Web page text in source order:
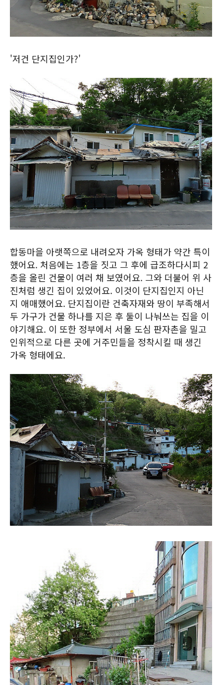
'저건 단지집인가?'
합동마을 아랫쪽으로 내려오자 가옥 형태가 약간 특이
했어요. 처음에는 1층을 짓고 그 후에 급조하다시피 2
층을 올린 건물이 여러 채 보였어요. 그와 더불어 위 사
진처럼 생긴 집이 있었어요. 이것이 단지집인지 아닌
지 애매했어요. 단지집이란 건축자재와 땅이 부족해서
두 가구가 건물 하나를 지은 후 둘이 나눠쓰는 집을 이
야기해요. 이 또한 정부에서 서울 도심 판자촌을 밀고
인위적으로 다른 곳에 거주민들을 정착시킬 때 생긴
가옥 형태에요.